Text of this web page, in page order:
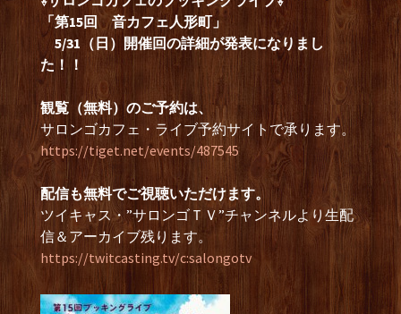
「第15回 音カフェ人形町」
5/31（日）開催回の詳細が発表になりまし
た！！
観覧（無料）のご予約は、
サロンゴカフェ・ライブ予約サイトで承ります。
https://tiget.net/events/487545
配信も無料でご視聴いただけます。
ツイキャス・”サロンゴＴＶ”チャンネルより生配
信＆アーカイブ残ります。
https://twitcasting.tv/c:salongotv